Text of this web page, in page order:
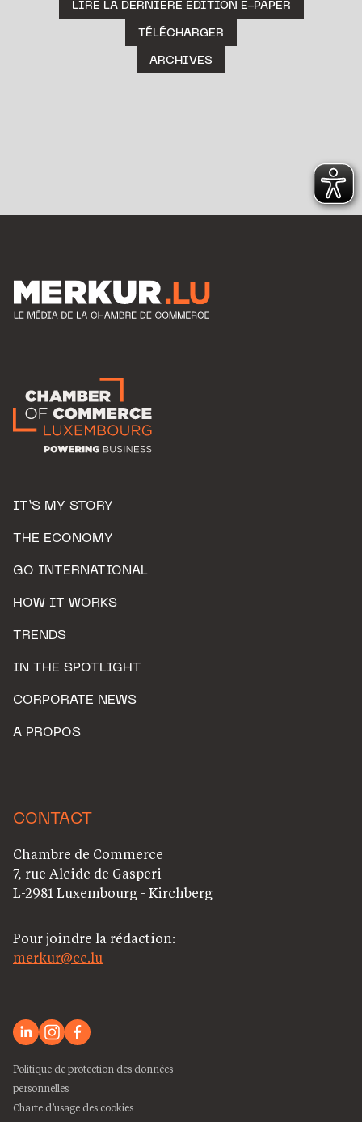
LIRE LA DERNIÈRE ÉDITION E-PAPER
TÉLÉCHARGER
ARCHIVES
IT’S MY STORY
THE ECONOMY
GO INTERNATIONAL
HOW IT WORKS
TRENDS
IN THE SPOTLIGHT
CORPORATE NEWS
A PROPOS
CONTACT
Chambre de Commerce
7, rue Alcide de Gasperi
L-2981 Luxembourg - Kirchberg
Pour joindre la rédaction:
merkur@cc.lu
Politique de protection des données
personnelles
Charte d’usage des cookies